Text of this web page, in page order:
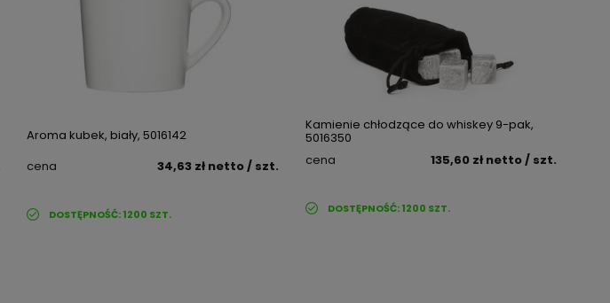
Aroma kubek, biały, 5016142
cena
34,63 złnetto/ szt.
DOSTĘPNOŚĆ:1200 SZT.
Kamienie chłodzące do whiskey 9-pak,
5016350
cena
135,60 złnetto/ szt.
DOSTĘPNOŚĆ:1200 SZT.